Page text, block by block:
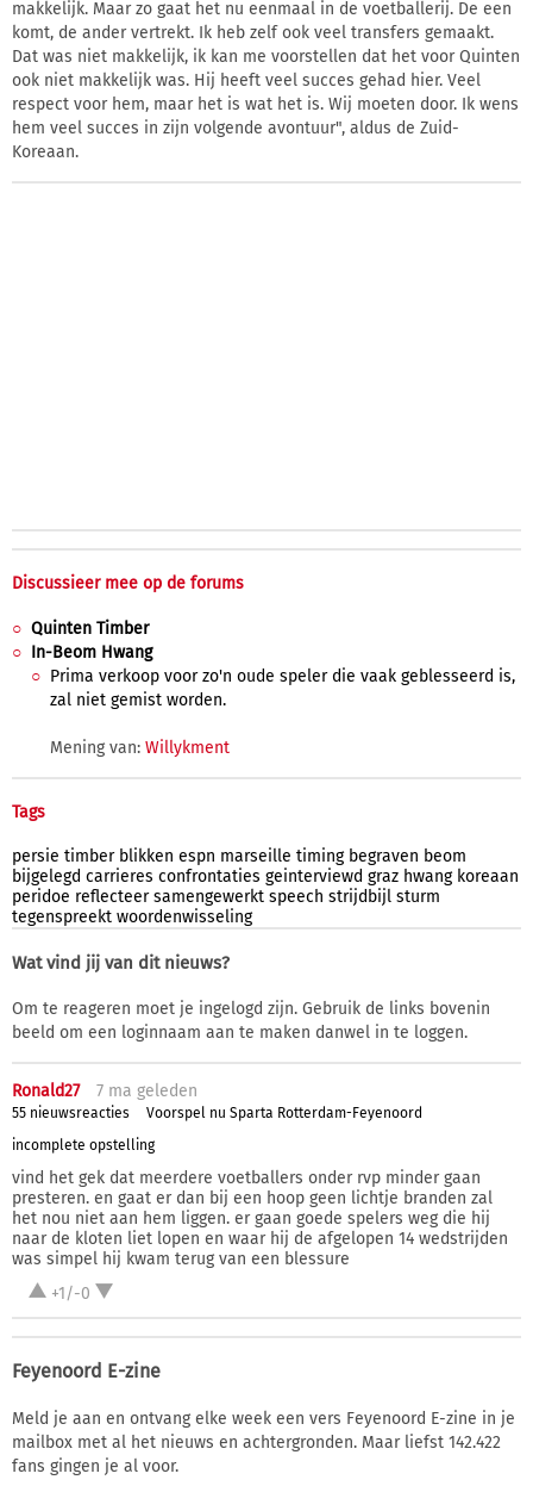
makkelijk. Maar zo gaat het nu eenmaal in de voetballerij. De een
komt, de ander vertrekt. Ik heb zelf ook veel transfers gemaakt.
Dat was niet makkelijk, ik kan me voorstellen dat het voor Quinten
ook niet makkelijk was. Hij heeft veel succes gehad hier. Veel
respect voor hem, maar het is wat het is. Wij moeten door. Ik wens
hem veel succes in zijn volgende avontuur", aldus de Zuid-
Koreaan.
Discussieer mee op de forums
Quinten Timber
In-Beom Hwang
Prima verkoop voor zo'n oude speler die vaak geblesseerd is,
zal niet gemist worden.
Mening van: Willykment
Tags
persie timber blikken espn marseille timing begraven beom
bijgelegd carrieres confrontaties geinterviewd graz hwang koreaan
peridoe reflecteer samengewerkt speech strijdbijl sturm
tegenspreekt woordenwisseling
Wat vind jij van dit nieuws?
Om te reageren moet je ingelogd zijn. Gebruik de links bovenin
beeld om een loginnaam aan te maken danwel in te loggen.
Ronald27 7 ma geleden
55 nieuwsreacties
Voorspel nu Sparta Rotterdam-Feyenoord
incomplete opstelling
vind het gek dat meerdere voetballers onder rvp minder gaan
presteren. en gaat er dan bij een hoop geen lichtje branden zal
het nou niet aan hem liggen. er gaan goede spelers weg die hij
naar de kloten liet lopen en waar hij de afgelopen 14 wedstrijden
was simpel hij kwam terug van een blessure
+1/-0
Feyenoord E-zine
Meld je aan en ontvang elke week een vers Feyenoord E-zine in je
mailbox met al het nieuws en achtergronden. Maar liefst 142.422
fans gingen je al voor.